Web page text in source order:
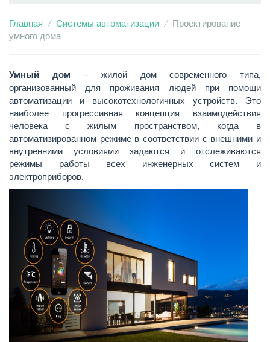
Главная Системы автоматизации
Проектирование
умного дома
Умный дом – жилой дом современного типа,
организованный для проживания людей при помощи
автоматизации и высокотехнологичных устройств. Это
наиболее прогрессивная концепция взаимодействия
человека с жилым пространством, когда в
автоматизированном режиме в соответствии с внешними и
внутренними условиями задаются и отслеживаются
режимы работы всех инженерных систем и
электроприборов.